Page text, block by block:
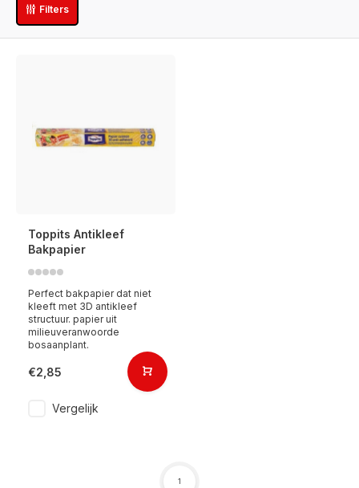
Filters
Toppits Antikleef
Bakpapier
Perfect bakpapier dat niet
kleeft met 3D antikleef
structuur. papier uit
milieuveranwoorde
bosaanplant.
€2,85
Vergelijk
1